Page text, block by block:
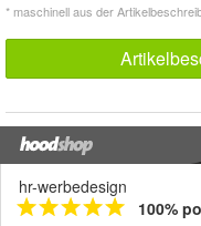
* maschinell aus der
hr-werbedesign
100%